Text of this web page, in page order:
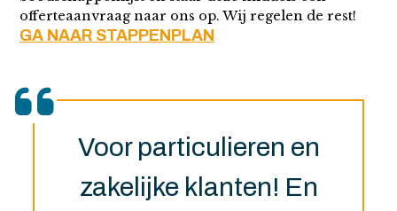
offerteaanvraag naar ons op. Wij regelen de rest!
GA NAAR STAPPENPLAN
Voor particulieren en
zakelijke klanten! En